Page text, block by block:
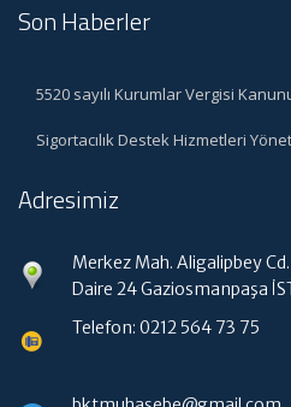
Son Haberler
5520 sayılı Kurumlar Vergisi
Sigortacılık Destek Hizmetleri
Adresimiz
Merkez Mah. Aligalipbey
Daire 24 Gaziosmanpaşa
Telefon: 0212 564 73 75